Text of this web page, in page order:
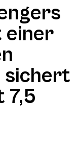
einer
sichert
7,5